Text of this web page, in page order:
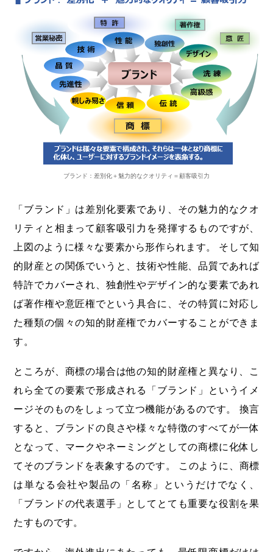
ブランド：差別化＋魅力的なクオリティ＝顧客吸引力
「ブランド」は差別化要素であり、その魅力的なクオ
リティと相まって顧客吸引力を発揮するものですが、
上図のように様々な要素から形作られます。 そして知
的財産との関係でいうと、技術や性能、品質であれば
特許でカバーされ、独創性やデザイン的な要素であれ
ば著作権や意匠権でという具合に、その特質に対応し
た種類の個々の知的財産権でカバーすることができま
す。
ところが、商標の場合は他の知的財産権と異なり、こ
れら全ての要素で形成される「ブランド」というイメ
ージそのものをしょって立つ機能があるのです。 換言
すると、ブランドの良さや様々な特徴のすべてが一体
となって、マークやネーミングとしての商標に化体し
てそのブランドを表象するのです。 このように、商標
は単なる会社や製品の「名称」というだけでなく、
「ブランドの代表選手」としてとても重要な役割を果
たすものです。